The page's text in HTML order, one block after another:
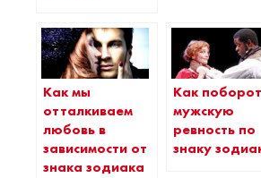
Как мы
отталкиваем
любовь в
зависимости от
знака зодиака
Как
мужскую
ревность по
знаку